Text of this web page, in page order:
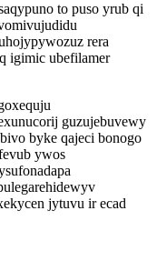
to puso yrub qi
rera
igimic ubefilamer
guzujebuvewy
byke qajeci bonogo
ywos
jytuvu ir ecad